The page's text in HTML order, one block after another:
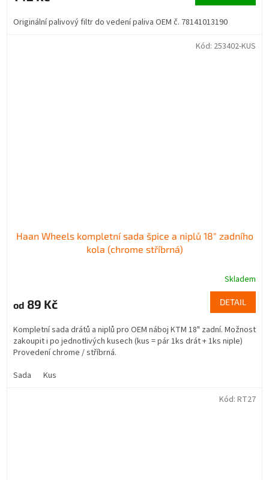
Originální palivový filtr do vedení paliva OEM č. 78141013190
Haan Wheels kompletní sada špice a niplů 18" zadního
kola (chrome stříbrná)
Skladem
od 89 Kč DETAIL
Kompletní sada drátů a niplů pro OEM náboj KTM 18" zadní. Možnost
zakoupit i po jednotlivých kusech (kus = pár 1ks drát + 1ks niple)
Provedení chrome / stříbrná.
Sada
Kus
Kód: 253402-KUS
Kód: RT27